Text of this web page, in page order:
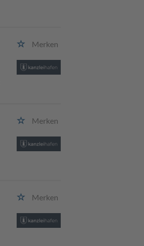
Merken
Merken
Merken